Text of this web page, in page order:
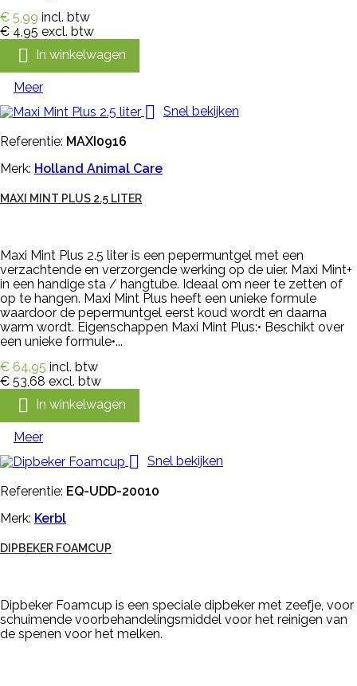
€ 5,99 incl. btw
€ 4,95 excl. btw
 In winkelwagen
Meer
 Snel bekijken
Referentie: MAXI0916
Merk: Holland Animal Care
MAXI MINT PLUS 2.5 LITER
Maxi Mint Plus 2.5 liter is een pepermuntgel met een
verzachtende en verzorgende werking op de uier. Maxi Mint+
in een handige sta / hangtube. Ideaal om neer te zetten of
op te hangen. Maxi Mint Plus heeft een unieke formule
waardoor de pepermuntgel eerst koud wordt en daarna
warm wordt. Eigenschappen Maxi Mint Plus:• Beschikt over
een unieke formule•...
€ 64,95 incl. btw
€ 53,68 excl. btw
 In winkelwagen
Meer
 Snel bekijken
Referentie: EQ-UDD-20010
Merk: Kerbl
DIPBEKER FOAMCUP
Dipbeker Foamcup is een speciale dipbeker met zeefje, voor
schuimende voorbehandelingsmiddel voor het reinigen van
de spenen voor het melken.